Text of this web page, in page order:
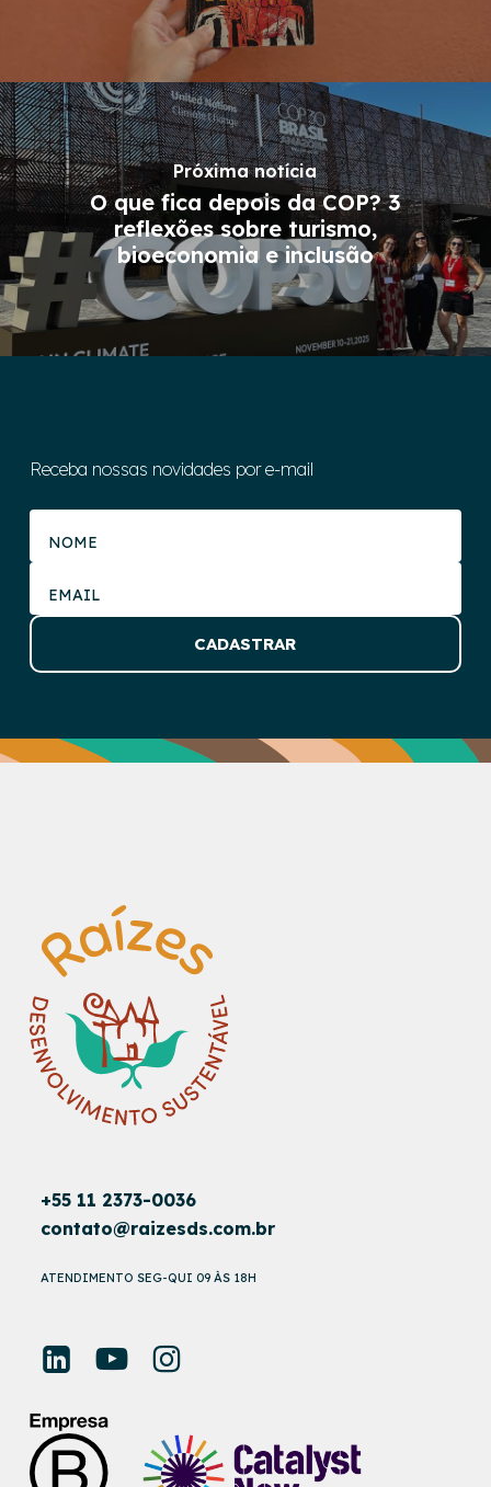
Próxima notícia
O que fica depois da COP? 3
reflexões sobre turismo,
bioeconomia e inclusão
Receba nossas novidades por e-mail
+55 11 2373-0036
contato@raizesds.com.br
ATENDIMENTO SEG-QUI 09 ÀS 18H